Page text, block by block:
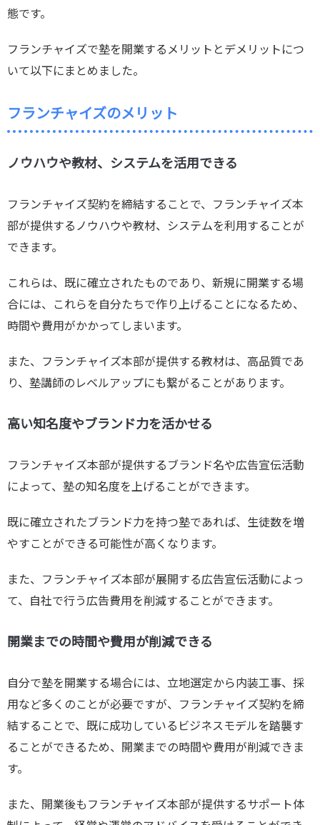
態です。
フランチャイズで塾を開業するメリットとデメリットにつ
いて以下にまとめました。
フランチャイズのメリット
ノウハウや教材、システムを活用できる
フランチャイズ契約を締結することで、フランチャイズ本
部が提供するノウハウや教材、システムを利用することが
できます。
これらは、既に確立されたものであり、新規に開業する場
合には、これらを自分たちで作り上げることになるため、
時間や費用がかかってしまいます。
また、フランチャイズ本部が提供する教材は、高品質であ
り、塾講師のレベルアップにも繋がることがあります。
高い知名度やブランド力を活かせる
フランチャイズ本部が提供するブランド名や広告宣伝活動
によって、塾の知名度を上げることができます。
既に確立されたブランド力を持つ塾であれば、生徒数を増
やすことができる可能性が高くなります。
また、フランチャイズ本部が展開する広告宣伝活動によっ
て、自社で行う広告費用を削減することができます。
開業までの時間や費用が削減できる
自分で塾を開業する場合には、立地選定から内装工事、採
用など多くのことが必要ですが、フランチャイズ契約を締
結することで、既に成功しているビジネスモデルを踏襲す
ることができるため、開業までの時間や費用が削減できま
す。
また、開業後もフランチャイズ本部が提供するサポート体